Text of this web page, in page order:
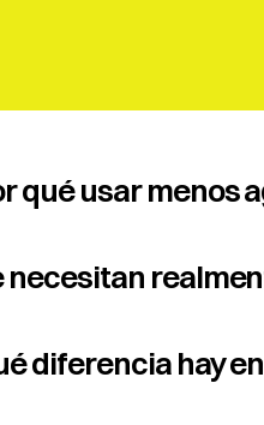
qué usar menos
necesitan
diferencia hay